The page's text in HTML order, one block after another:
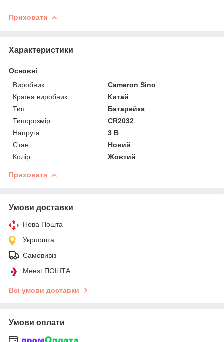
Приховати
Характеристики
Основні
Виробник
Cameron Sino
Країна виробник
Китай
Тип
Батарейка
Типорозмір
CR2032
Напруга
3 В
Стан
Новий
Колір
Жовтий
Приховати
Умови доставки
Нова Пошта
Укрпошта
Самовивіз
Meest ПОШТА
Всі умови доставки
Умови оплати